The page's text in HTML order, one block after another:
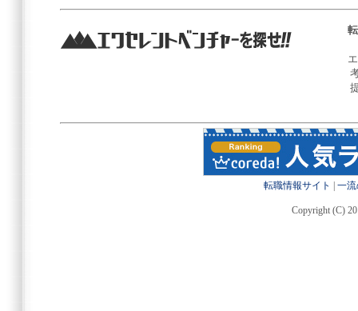
転職情報サイト 一
Copyright (C)